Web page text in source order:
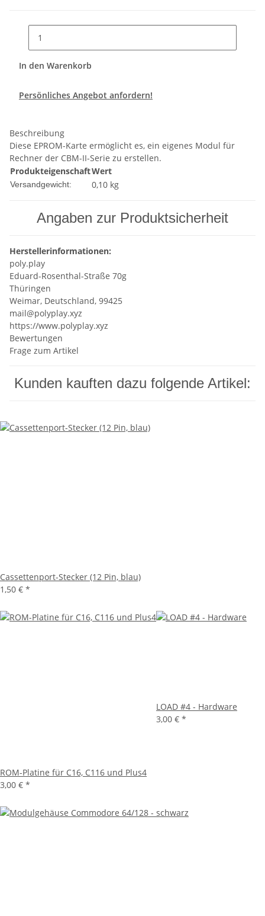
In den Warenkorb
Persönliches Angebot anfordern!
Beschreibung
Diese EPROM-Karte ermöglicht es, ein eigenes Modul für
Rechner der CBM-II-Serie zu erstellen.
ProdukteigenschaftWert
Versandgewicht: 0,10 kg
Angaben zur Produktsicherheit
Herstellerinformationen:
poly.play
Eduard-Rosenthal-Straße 70g
Thüringen
Weimar, Deutschland, 99425
mail@polyplay.xyz
https://www.polyplay.xyz
Bewertungen
Frage zum Artikel
Kunden kauften dazu folgende Artikel:
Cassettenport-Stecker (12 Pin, blau)
1,50 € *
ROM-Platine für C16, C116 und Plus4
3,00 € *
LOAD #4 - Hardware
3,00 € *